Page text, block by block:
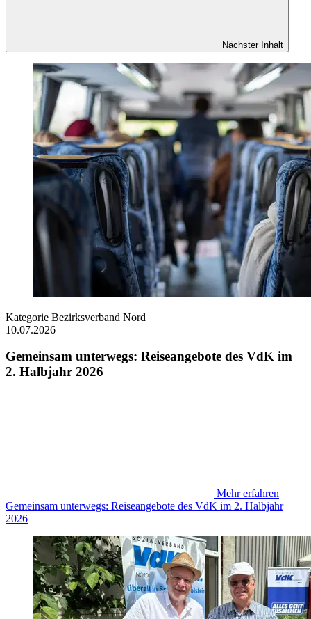
Nächster Inhalt
Kategorie Bezirksverband Nord
10.07.2026
Gemeinsam unterwegs: Reiseangebote des VdK im
2. Halbjahr 2026
Mehr erfahren
Gemeinsam unterwegs: Reiseangebote des VdK im 2. Halbjahr
2026